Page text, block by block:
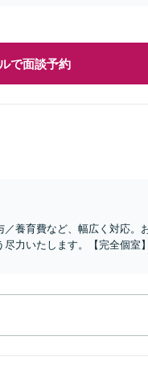
で面談予約
養育費など、幅広く対応。
力いたします。【完全個室